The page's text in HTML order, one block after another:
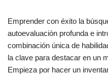
2- Construir habilidades
versatilidad para el éxito
Identificar las
industrias
Emprender con éxito la
autoevaluación profunda e
combinación única de
la clave para destacar en un
Empieza por hacer un